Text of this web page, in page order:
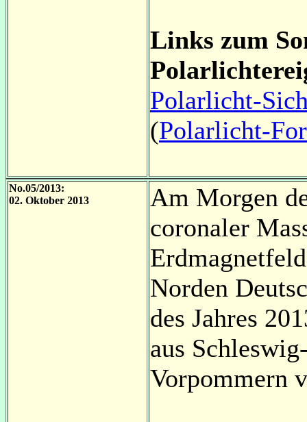
Links zum
Polarlicht-
(Polarlicht-
No.05/2013:
02. Oktober 2013
Am Morgen
coronaler
Norden
des Jahres
aus
Vorpommern